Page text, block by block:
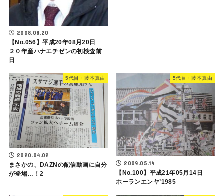
2008.08.20
【No.056】平成20年08月20日
２０年産ハナエチゼンの初検査前
日
5代目・藤本真由
2020.04.02
まさかの、DAZNの配信動画に自分
が登場…！2
5代目・藤本真由
2009.05.14
【No.100】平成21年05月14日
ホーランエンヤ’1985